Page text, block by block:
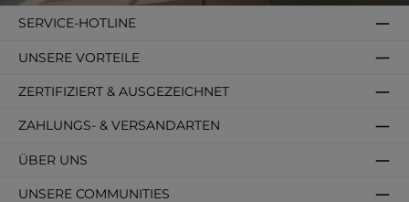
SERVICE-HOTLINE
ZAHLUNGS- & VERSANDARTEN
ÜBER UNS
ZERTIFIZIERT & AUSGEZEICHNET
UNSERE VORTEILE
UNSERE COMMUNITIES